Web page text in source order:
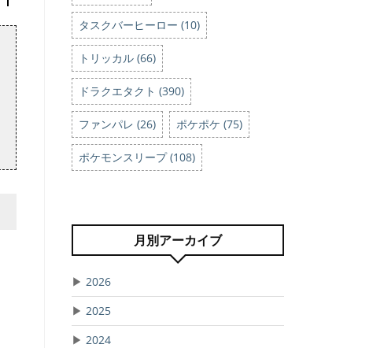
タスクバーヒーロー (10)
トリッカル (66)
ドラクエタクト (390)
ファンパレ (26) ポケポケ (75)
ポケモンスリープ (108)
月別アーカイブ
▶ 2026
▶ 2025
▶ 2024